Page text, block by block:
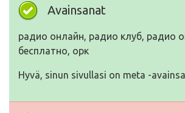
Avainsanat
радио онлайн, радио клуб, радио
бесплатно, орк
Hyvä, sinun sivullasi on meta -